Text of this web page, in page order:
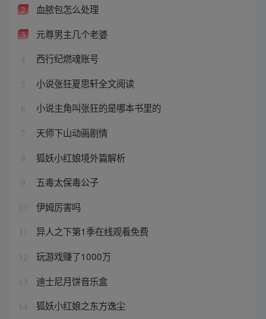
2 血脓包怎么处理
3 元尊男主几个老婆
4 西行纪燃魂账号
5 小说张狂夏思轩全文阅读
6 小说主角叫张狂的是哪本书里的
7 天师下山动画剧情
8 狐妖小红娘境外篇解析
9 五毒太保毒公子
10 伊姆厉害吗
异人之下第1季在线观看免费
12 玩游戏赚了1000万
13 迪士尼月饼音乐盒
14 狐妖小红娘之东方逸尘